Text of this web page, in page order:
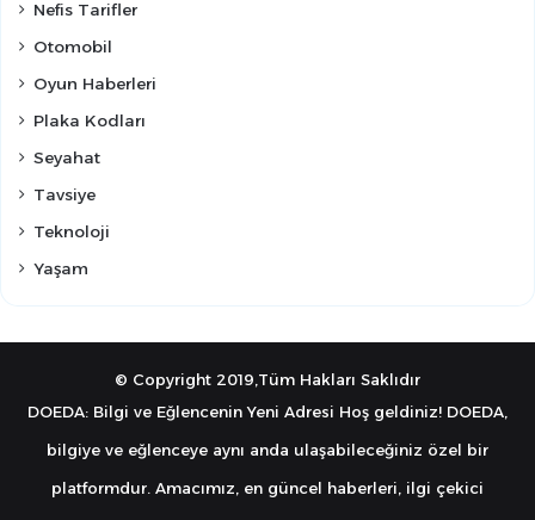
Nefis Tarifler
Otomobil
Oyun Haberleri
Plaka Kodları
Seyahat
Tavsiye
Teknoloji
Yaşam
© Copyright 2019,Tüm Hakları Saklıdır
DOEDA: Bilgi ve Eğlencenin Yeni Adresi Hoş geldiniz! DOEDA,
bilgiye ve eğlenceye aynı anda ulaşabileceğiniz özel bir
platformdur. Amacımız, en güncel haberleri, ilgi çekici